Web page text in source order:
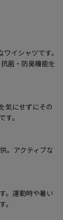
イシャツです。
菌・防臭機能を
気にせずにその
。
。アクティブな
。運動時や暑い
。